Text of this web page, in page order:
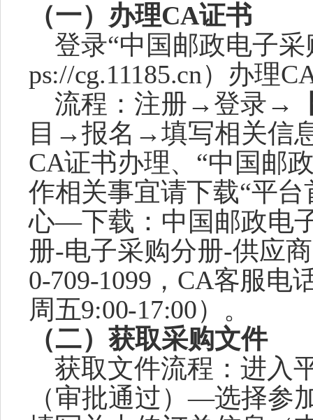
（一）办理CA证书
登录“中国邮政电子
ps://cg.11185.cn）办理
流程：注册→登录→
目→报名→填写相关信
CA证书办理、“中国邮
作相关事宜请下载“平台
心—下载： 中国邮政电
册-电子采购分册-供应商
0-709-1099， CA客服电
周五9:00-17:00）。
（二）获取采购文件
获取文件流程：进入
（审批通过）—选择参